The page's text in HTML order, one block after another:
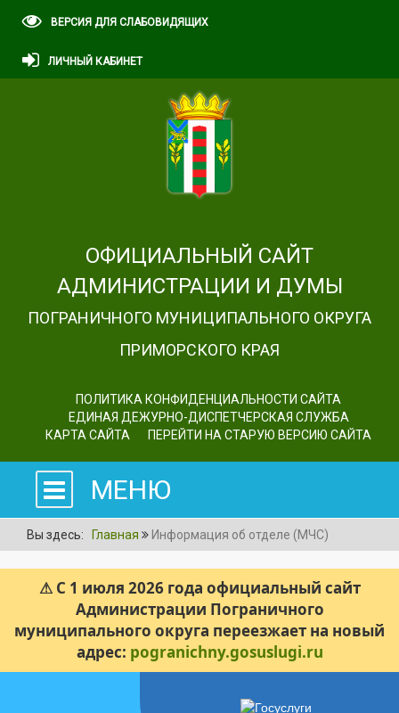
ВЕРСИЯ ДЛЯ СЛАБОВИДЯЩИХ
ЛИЧНЫЙ КАБИНЕТ
ОФИЦИАЛЬНЫЙ САЙТ
АДМИНИСТРАЦИИ И ДУМЫ
ПОГРАНИЧНОГО МУНИЦИПАЛЬНОГО ОКРУГА
ПРИМОРСКОГО КРАЯ
ПОЛИТИКА КОНФИДЕНЦИАЛЬНОСТИ САЙТА
ЕДИНАЯ ДЕЖУРНО-ДИСПЕТЧЕРСКАЯ СЛУЖБА
КАРТА САЙТА
ПЕРЕЙТИ НА СТАРУЮ ВЕРСИЮ САЙТА
МЕНЮ
Вы здесь: Главная Информация об отделе (МЧС)
⚠ С 1 июля 2026 года официальный сайт
Администрации Пограничного
муниципального округа переезжает на новый
адрес: pogranichny.gosuslugi.ru